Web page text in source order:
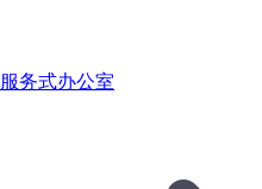
服务式办公室